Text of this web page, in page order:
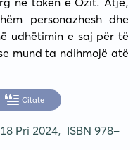
personazhesh dhe
udhëtimin e saj për të
mund ta ndihmojë atë
Citate
18 Pri 2024, ISBN 978-